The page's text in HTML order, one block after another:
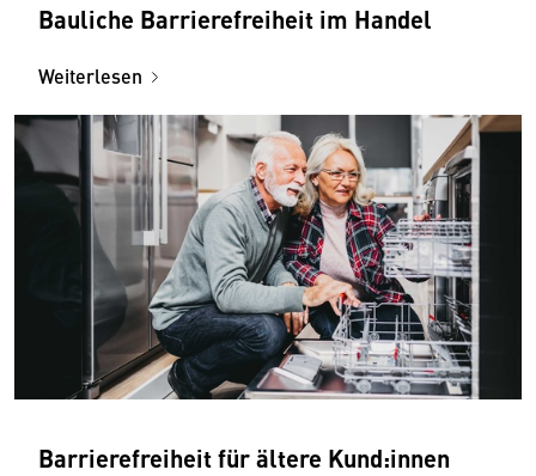
Bauliche Barrierefreiheit im Handel
Weiterlesen
Barrierefreiheit für ältere Kund:innen